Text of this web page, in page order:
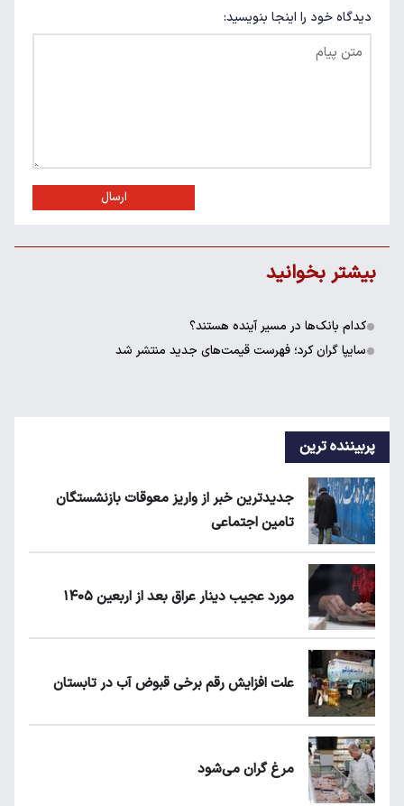
دیدگاه خود را اینجا بنویسید:
ارسال
بیشتر بخوانید
کدام بانک‌ها در مسیر آینده هستند؟
سایپا گران کرد؛ فهرست قیمت‌های جدید منتشر شد
پربیننده ترین
جدیدترین خبر از واریز معوقات بازنشستگان
تامین اجتماعی
مورد عجیب دینار عراق بعد از اربعین ۱۴۰۵
علت افزایش رقم برخی قبوض آب در تابستان
مرغ گران می‌شود